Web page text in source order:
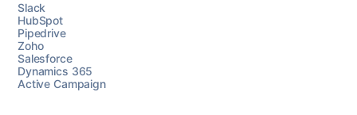
Chat med oss
Slack
HubSpot
Pipedrive
Zoho
Salesforce
Dynamics 365
Active Campaign